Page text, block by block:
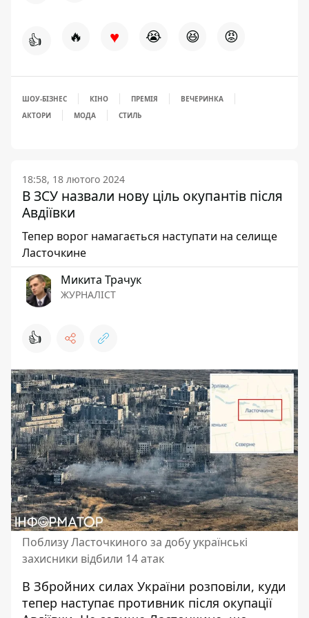
👍 🔥 ♥ 😭 😆 😡
ШОУ-БІЗНЕС КІНО ПРЕМІЯ
ВЕЧЕРИНКА
АКТОРИ
МОДА СТИЛЬ
18:58, 18 лютого 2024
В ЗСУ назвали нову ціль окупантів після
Авдіївки
Тепер ворог намагається наступати на селище
Ласточкине
Микита Трачук
ЖУРНАЛІСТ
👍
Поблизу Ласточкиного за добу українські
захисники відбили 14 атак
В Збройних силах України розповіли, куди
тепер наступає противник після окупації